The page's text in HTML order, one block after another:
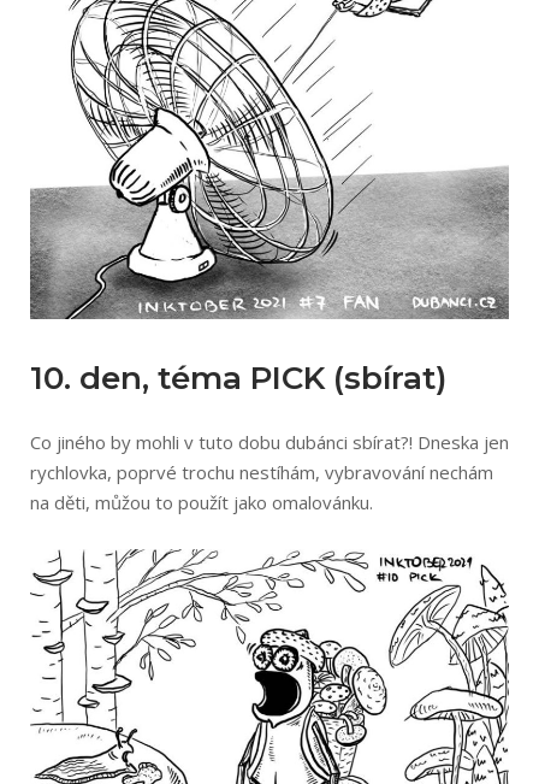
10. den, téma PICK (sbírat)
Co jiného by mohli v tuto dobu dubánci sbírat?! Dneska jen
rychlovka, poprvé trochu nestíhám, vybravování nechám
na děti, můžou to použít jako omalovánku.